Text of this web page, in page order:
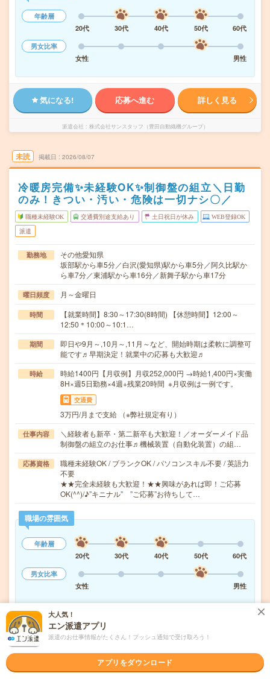
年齢層
20代
30代 40代 50代
60代
男女比率
女性
男性
気になる! 応募へ進む 詳しく見る
派遣会社 株式会社サンスタッフ（豊田自動織機グループ）
未読 掲載日 2026/08/07
冷暖房完備✨未経験OK✨制御盤の組立＼日勤
のみ！きつい・汚い・危険は一切ナシ〇／
職種未経験OK 交通費別途支給あり 土日祝日が休み WEB登録OK
派遣
勤務地
その他愛知県
坂部駅から車5分／白沢(愛知県)駅から車5分／阿久比駅か
ら車7分／東浦駅から車16分／新舞子駅から車17分
曜日頻度 月～金曜日
時間
【就業時間】8:30～17:30(8時間) 【休憩時間】12:00～
12:50＊10:00～10:1…
期間
即日や9月～,10月～,11月～など、開始時期は柔軟に調整可
能です♬早期決定！就業中の応募も大歓迎♬
時給
時給1400円【月収例】月収252,000円 →時給1,400円×実働
8H×週5日勤務×4週+残業20時間 ※月収例は一例です。
交通費
3万円/月まで支給 （※弊社規定有り）
仕事内容
＼経験者も新卒・第二新卒も大歓迎！／オーダーメイド品
制御盤の組立のお仕事♬機械装置（自動化装置）の組…
応募資格
職種未経験OK / ブランクOK / パソコンスキル不要 / 英語力
不要
★★完全未経験も大歓迎！★★興味があれば即！ご応募
OK(^^)/♪”キニナル” ”ご応募”お待ちして…
職場の雰囲気
年齢層
20代
30代 40代 50代
60代
男女比率
女性
男性
気になる! 応募へ進む 詳しく見る
派遣会社 株式会社メイテックキャスト 名古屋支店 オフィスワーク事業部
大人気！
エン派遣アプリ
派遣のお仕事情報がたくさん！プッシュ通知で受け取ろう！
アプリをダウンロード